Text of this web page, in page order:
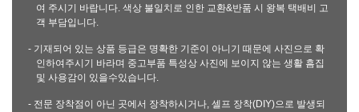
여 주시기 바랍니다. 색상 불일치로 인한 교환&반품 시 왕복 택배비 고
객 부담입니다.
- 기재되어 있는 상품 등급은 명확한 기준이 아니기 때문에 사진으로 확
인하여주시기 바라며 중고부품 특성상 사진에 보이지 않는 생활 흠집
및 사용감이 있을수있습니다.
- 전문 장착점이 아닌 곳에서 장착하시거나, 셀프 장착(DIY)으로 발생되